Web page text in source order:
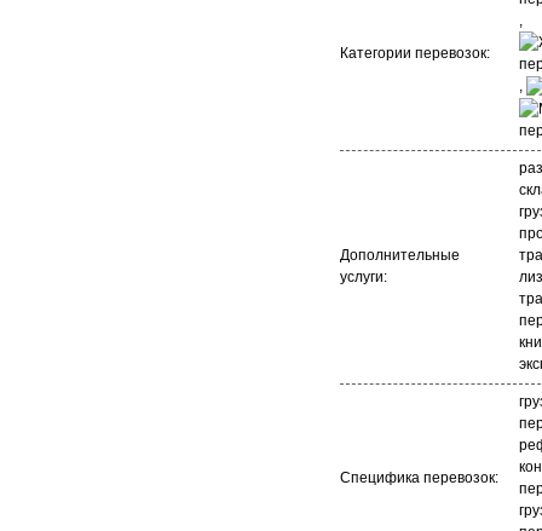
Категории перевозок:
,
,
Дополнительные
услуги:
Специфика перевозок: